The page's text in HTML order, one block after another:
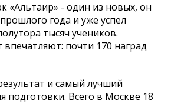
«Альтаир» - один из новых, он
года и уже успел
тысяч учеников.
почти 170 наград
и самый лучший
подготовки. Всего в Москве 18